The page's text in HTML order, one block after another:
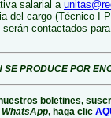
salarial a
del cargo (Técnico I
contactados
SE PRODUCE POR
boletines,
WhatsApp, haga clic